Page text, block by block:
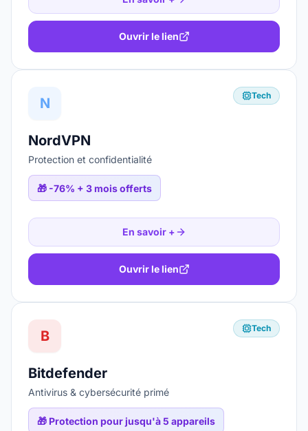
Ouvrir le lien
N Tech
NordVPN
Protection et confidentialité
🎁 -76% + 3 mois offerts
En savoir +
Ouvrir le lien
B Tech
Bitdefender
Antivirus & cybersécurité primé
🎁 Protection pour jusqu'à 5 appareils